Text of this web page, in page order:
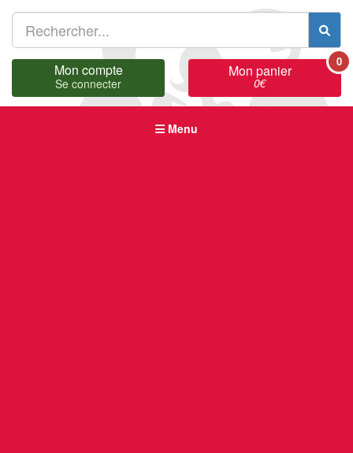
Mon compte
Se connecter
Mon panier
0€
0
Menu